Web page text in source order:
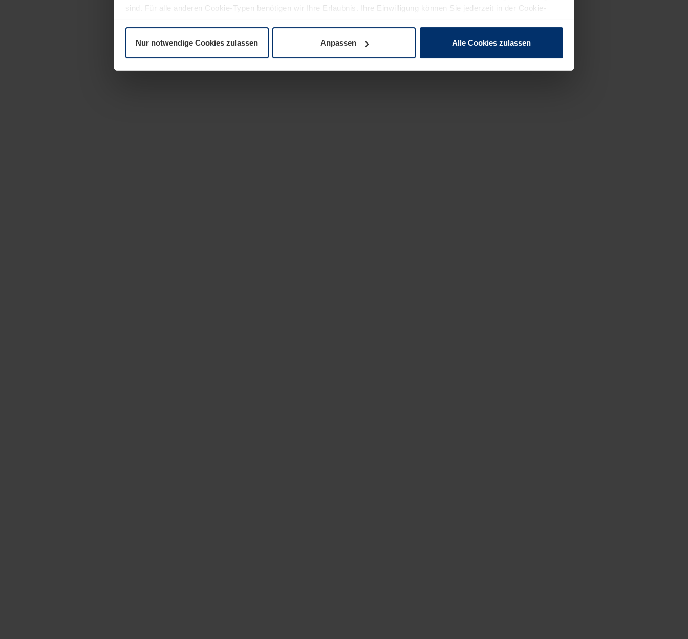
sind. Für alle anderen Cookie-Typen benötigen wir Ihre Erlaubnis. Ihre Einwilligung können Sie jederzeit in der Cookie-
Erläuterung auf der SeiteDatenschutzerklärungunserer Website ändern oder widerrufen.
Nur notwendige Cookies zulassen Anpassen Alle Cookies zulassen